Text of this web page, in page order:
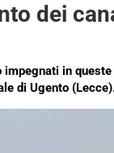
dei
in
di Ugento